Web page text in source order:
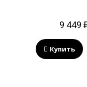
9 449
Купить